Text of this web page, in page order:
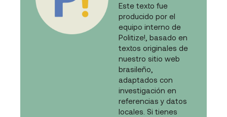
Este texto fue
producido por el
equipo interno de
Politize!, basado en
textos originales de
nuestro sitio web
brasileño,
adaptados con
investigación en
referencias y datos
locales. Si tienes